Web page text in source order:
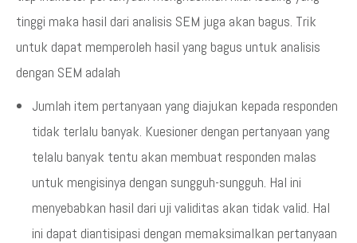
tinggi maka hasil dari analisis SEM juga akan bagus. Trik
untuk dapat memperoleh hasil yang bagus untuk analisis
dengan SEM adalah
Jumlah item pertanyaan yang diajukan kepada responden
tidak terlalu banyak. Kuesioner dengan pertanyaan yang
telalu banyak tentu akan membuat responden malas
untuk mengisinya dengan sungguh-sungguh. Hal ini
menyebabkan hasil dari uji validitas akan tidak valid. Hal
ini dapat diantisipasi dengan memaksimalkan pertanyaan